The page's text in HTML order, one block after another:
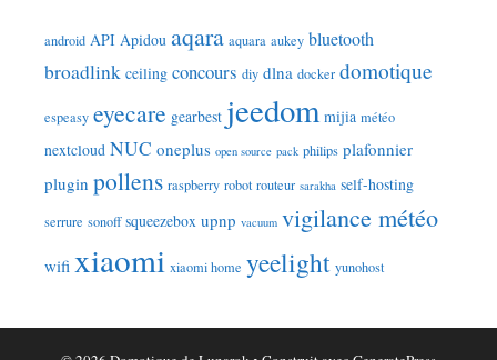
android API Apidou aqara aquara aukey bluetooth
broadlink ceiling concours diy dlna docker domotique
espeasy eyecare gearbest jeedom mijia météo
nextcloud NUC oneplus open source pack philips plafonnier
plugin pollens raspberry robot routeur sarakha self-hosting
serrure sonoff squeezebox upnp vacuum vigilance météo
wifi xiaomi xiaomi home yeelight yunohost